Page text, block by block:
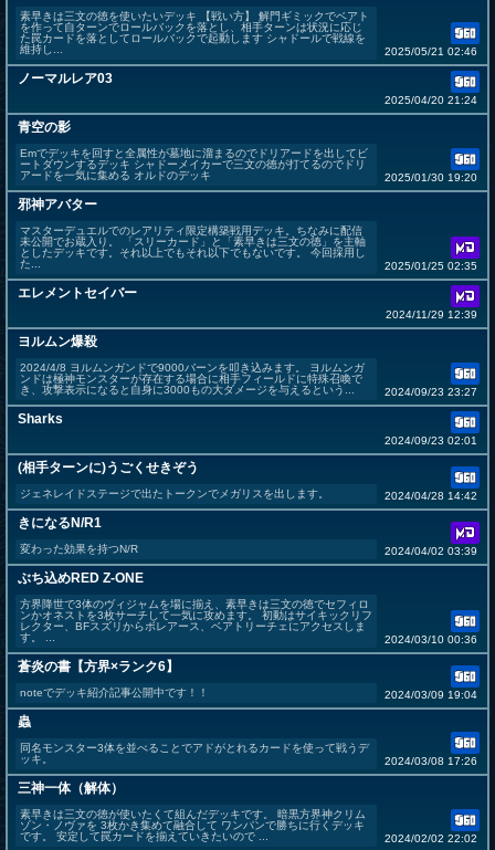
素早きは三文の徳を使いたいデッキ 【戦い方】 解門ギミックでベアト
を作って自ターンでロールバックを落とし、相手ターンは状況に応じ
た罠カードを落としてロールバックで起動します シャドールで戦線を
維持し...
2025/05/21 02:46
ノーマルレア03
2025/04/20 21:24
青空の影
Emでデッキを回すと全属性が墓地に溜まるのでドリアードを出してビ
ートダウンするデッキ シャドーメイカーで三文の徳が打てるのでドリ
アードを一気に集める オルドのデッキ
2025/01/30 19:20
邪神アバター
マスターデュエルでのレアリティ限定構築戦用デッキ。ちなみに配信
未公開でお蔵入り。 「スリーカード」と「素早きは三文の徳」を主軸
としたデッキです。それ以上でもそれ以下でもないです。 今回採用し
た...
2025/01/25 02:35
エレメントセイバー
2024/11/29 12:39
ヨルムン爆殺
2024/4/8 ヨルムンガンドで9000バーンを叩き込みます。 ヨルムンガ
ンドは極神モンスターが存在する場合に相手フィールドに特殊召喚で
き、攻撃表示になると自身に3000もの大ダメージを与えるという...
2024/09/23 23:27
Sharks
2024/09/23 02:01
(相手ターンに)うごくせきぞう
ジェネレイドステージで出たトークンでメガリスを出します。 2024/04/28 14:42
きになるN/R1
変わった効果を持つN/R 2024/04/02 03:39
ぶち込めRED Z-ONE
方界降世で3体のヴィジャムを場に揃え、素早きは三文の徳でセフィロ
ンかオネストを3枚サーチして一気に攻めます。 初動はサイキックリフ
レクター、BFスズリからボレアース、ベアトリーチェにアクセスしま
す。 ...
2024/03/10 00:36
蒼炎の書【方界×ランク6】
noteでデッキ紹介記事公開中です！！ 2024/03/09 19:04
蟲
同名モンスター3体を並べることでアドがとれるカードを使って戦うデ
ッキ。
2024/03/08 17:26
三神一体（解体）
素早きは三文の徳が使いたくて組んだデッキです。 暗黒方界神クリム
ゾン・ノヴァを 3枚かき集めて融合して ワンパンで勝ちに行くデッキ
です。 安定して罠カードを揃えていきたいので ...
2024/02/02 22:02